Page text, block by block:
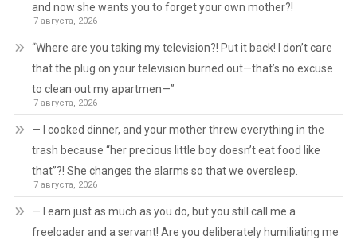
and now she wants you to forget your own mother?!
7 августа, 2026
“Where are you taking my television?! Put it back! I don’t care
that the plug on your television burned out—that’s no excuse
to clean out my apartmen—”
7 августа, 2026
— I cooked dinner, and your mother threw everything in the
trash because “her precious little boy doesn’t eat food like
that”?! She changes the alarms so that we oversleep.
7 августа, 2026
— I earn just as much as you do, but you still call me a
freeloader and a servant! Are you deliberately humiliating me